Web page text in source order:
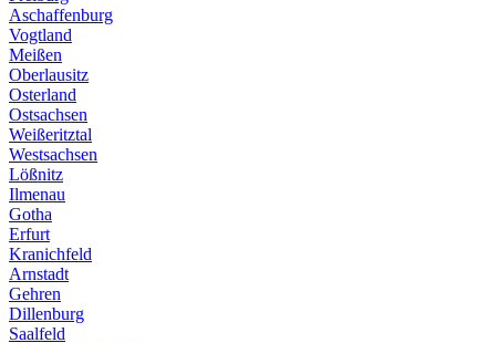
Aschaffenburg
Vogtland
Meißen
Oberlausitz
Osterland
Ostsachsen
Weißeritztal
Westsachsen
Lößnitz
Ilmenau
Gotha
Erfurt
Kranichfeld
Arnstadt
Gehren
Dillenburg
Saalfeld